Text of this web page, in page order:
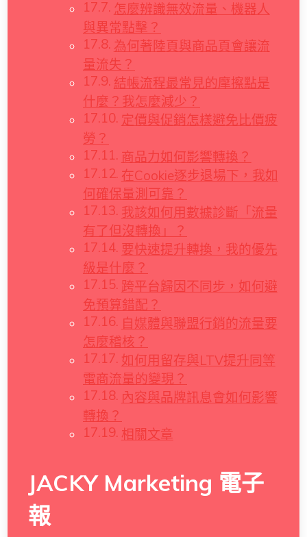
怎麼辨識無效流量、機器人
與異常點擊？
為何著陸頁與商品頁會讓流
量流失？
結帳流程最常見的摩擦點是
什麼？我怎麼減少？
定價與促銷怎樣避免比價疲
勞？
商品力如何影響轉換？
在Cookie逐步退場下，我如
何確保量測可靠？
我該如何用數據診斷「流量
有了但沒轉換」？
要快速提升轉換，我的優先
級是什麼？
跨平台歸因不同步，如何避
免預算錯配？
自媒體與聯盟行銷的流量要
怎麼稽核？
如何用留存與LTV提升同等
電商流量的變現？
內容與品牌訊息會如何影響
轉換？
相關文章
JACKY Marketing 電子
報